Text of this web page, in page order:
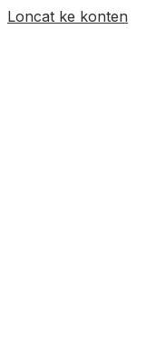
Loncat ke konten